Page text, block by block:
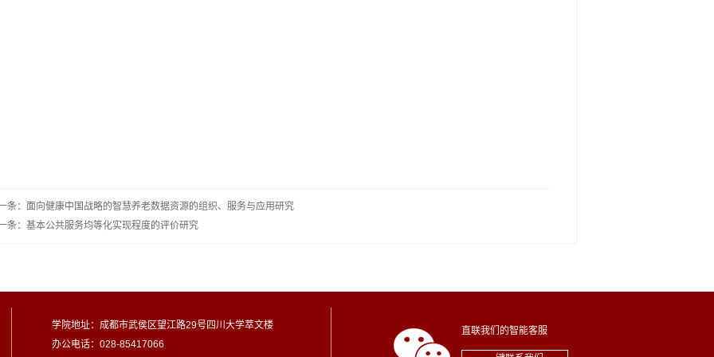
条：面向健康中国战略的智慧养老数据资源的组织、服务与应用研究
条：基本公共服务均等化实现程度的评价研究
学院地址：成都市武侯区望江路29号四川大学萃文楼
办公电话：028-85417066
直联我们的智能客服